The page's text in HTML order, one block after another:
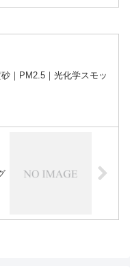
｜PM2.5｜光化学スモッ